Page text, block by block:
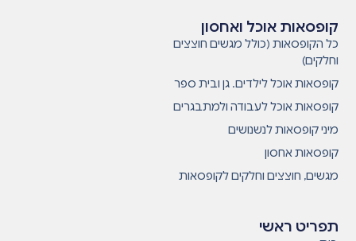
תפריט ראשי
קופסאות אוכל ואחסון
כל הקופסאות (כולל מגשים חוצצים
וחלקים)
קופסאות אוכל לילדים. גן ובית ספר
קופסאות אוכל לעבודה ולמתבגרים
מיני קופסאות לנשנושים
קופסאות אחסון
מגשים, חוצצים וחלקים לקופסאות